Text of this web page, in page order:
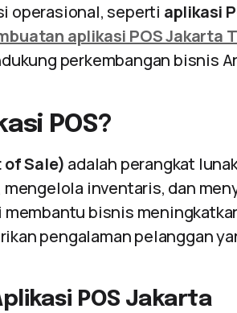
operasional, seperti aplikasi
aplikasi POS Jakarta
perkembangan bisnis
POS?
of Sale) adalah perangkat
inventaris, dan
bisnis
pengalaman pelanggan
POS Jakarta